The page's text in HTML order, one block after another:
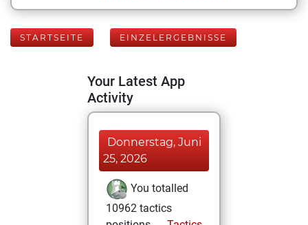
STARTSEITE EINZELERGEBNISSE
Your Latest App
Activity
Donnerstag, Juni
25, 2026
You totalled
10962 tactics